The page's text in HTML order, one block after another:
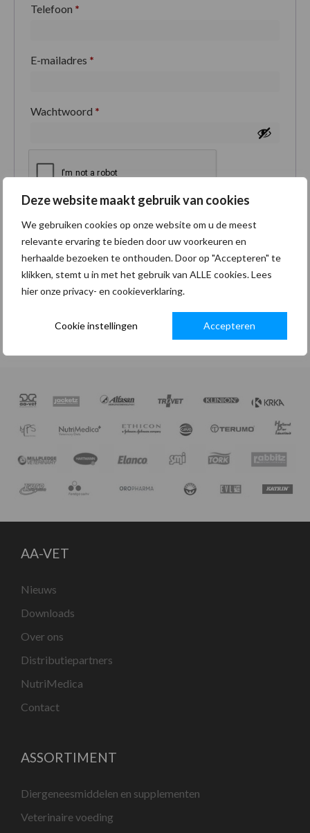
Deze website maakt gebruik van cookies
We gebruiken cookies op onze website om u de meest
relevante ervaring te bieden door uw voorkeuren en
herhaalde bezoeken te onthouden. Door op "Accepteren" te
klikken, stemt u in met het gebruik van ALLE cookies. Lees
hier onze privacy- en cookieverklaring.
Cookie instellingen Accepteren
Telefoon *
E-mailadres *
Wachtwoord *
Je persoonlijke gegevens worden gebruikt om je
ervaring op deze site te ondersteunen, om toegang
tot je account te beheren en voor andere doeleinden
zoals omschreven in onzeprivacybeleid.
AA-VET
Nieuws
Downloads
Over ons
Distributiepartners
NutriMedica
Contact
ASSORTIMENT
Diergeneesmiddelen en supplementen
Veterinaire voeding